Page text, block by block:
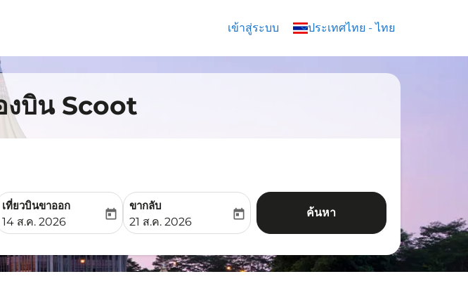
เข้าสู่ระบบ ประเทศไทย - ไทย
keyboard_arrow_down
งบิน Scoot
เที่ยวบินขาออก
fc-booking-departure-date-aria-label
14 ส.ค. 2026
today
ขากลับ
fc-booking-return-date-aria-label
21 ส.ค. 2026
today ค้นหา